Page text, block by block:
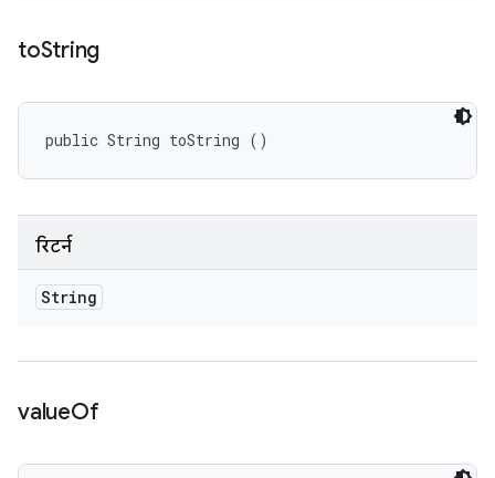
toString
public String toString ()
रिटर्न
String
valueOf